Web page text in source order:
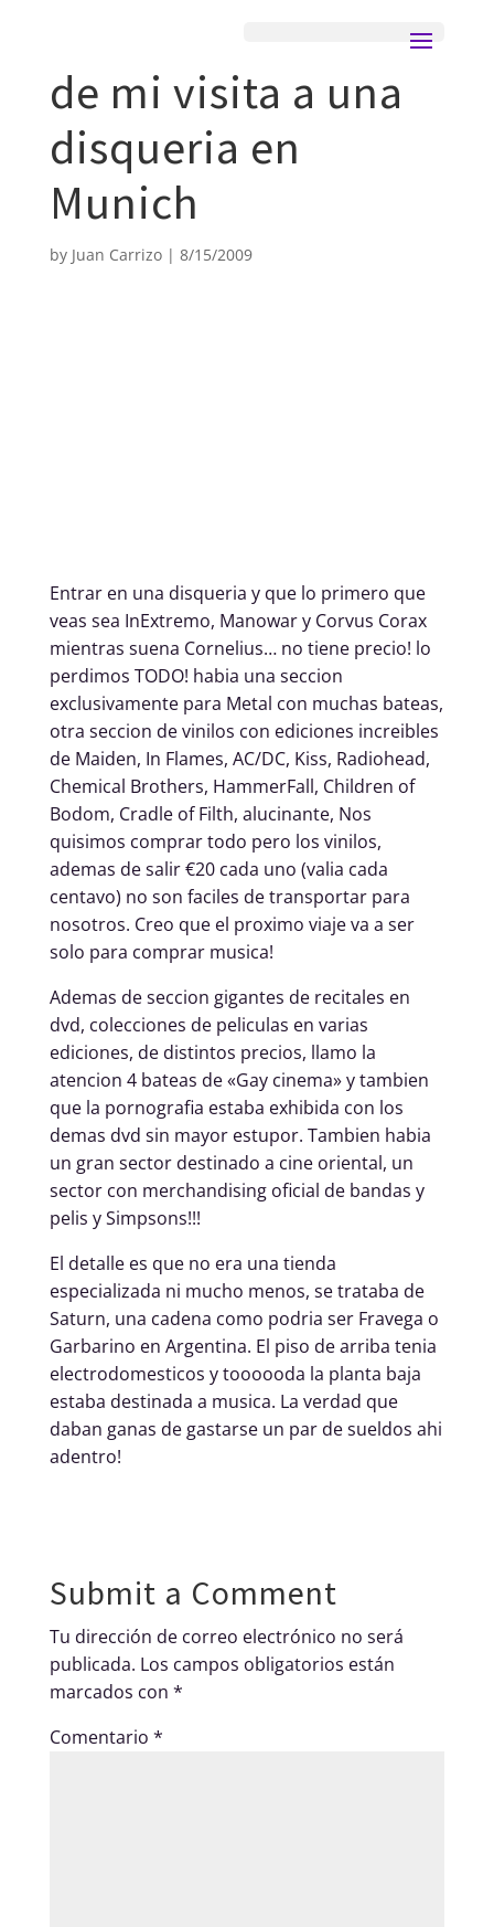
de mi visita a una
disqueria en
Munich
by Juan Carrizo| 8/15/2009
Entrar en una disqueria y que lo primero que
veas sea InExtremo, Manowar y Corvus Corax
mientras suena Cornelius… no tiene precio! lo
perdimos TODO! habia una seccion
exclusivamente para Metal con muchas bateas,
otra seccion de vinilos con ediciones increibles
de Maiden, In Flames, AC/DC, Kiss, Radiohead,
Chemical Brothers, HammerFall, Children of
Bodom, Cradle of Filth, alucinante, Nos
quisimos comprar todo pero los vinilos,
ademas de salir €20 cada uno (valia cada
centavo) no son faciles de transportar para
nosotros. Creo que el proximo viaje va a ser
solo para comprar musica!
Ademas de seccion gigantes de recitales en
dvd, colecciones de peliculas en varias
ediciones, de distintos precios, llamo la
atencion 4 bateas de «Gay cinema» y tambien
que la pornografia estaba exhibida con los
demas dvd sin mayor estupor. Tambien habia
un gran sector destinado a cine oriental, un
sector con merchandising oficial de bandas y
pelis y Simpsons!!!
El detalle es que no era una tienda
especializada ni mucho menos, se trataba de
Saturn, una cadena como podria ser Fravega o
Garbarino en Argentina. El piso de arriba tenia
electrodomesticos y toooooda la planta baja
estaba destinada a musica. La verdad que
daban ganas de gastarse un par de sueldos ahi
adentro!
Submit a Comment
Tu dirección de correo electrónico no será
publicada. Los campos obligatorios están
marcados con *
Comentario *